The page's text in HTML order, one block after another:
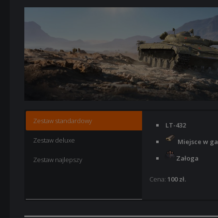
Zestaw standardowy
Zestaw deluxe
Zestaw najlepszy
LT-432
Miejsce w
Załoga
Cena: 100 zł.